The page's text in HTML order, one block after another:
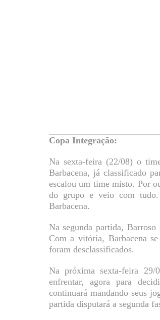
Copa Integração:
Na sexta-feira (22/08) o
Barbacena, já classificado
escalou um time misto. Por
do grupo e veio com
Barbacena.
Na segunda partida,
Com a vitória, Barbacena
foram desclassificados.
Na próxima sexta-feira 29/
enfrentar, agora para
continuará mandando seus
partida disputará a segunda